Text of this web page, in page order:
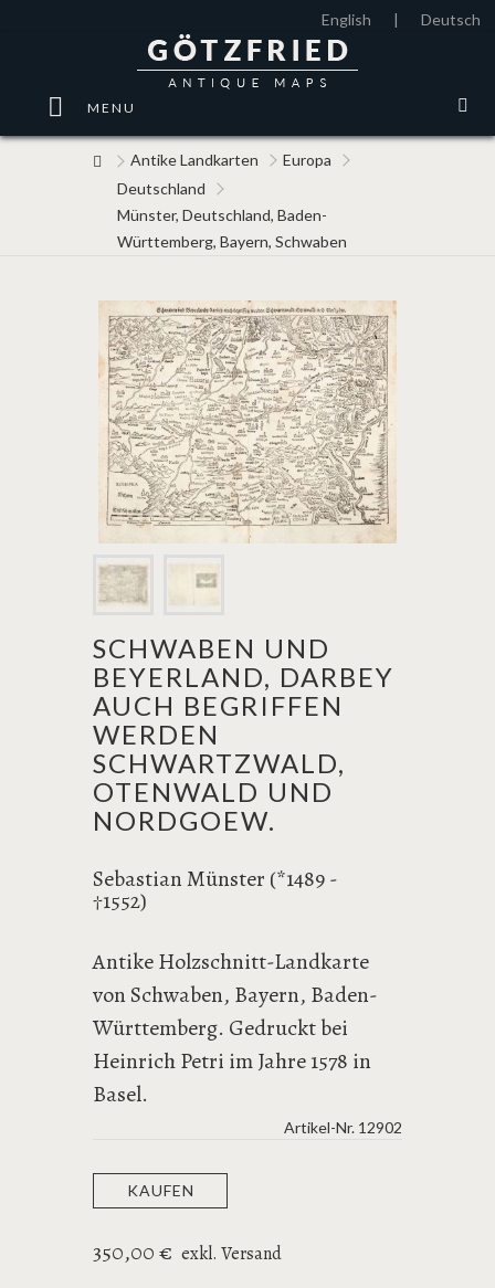
English | Deutsch
MENU
Antike Landkarten
Europa
Deutschland
Münster, Deutschland, Baden-
Württemberg, Bayern, Schwaben
SCHWABEN UND
BEYERLAND, DARBEY
AUCH BEGRIFFEN
WERDEN
SCHWARTZWALD,
OTENWALD UND
NORDGOEW.
Sebastian Münster (*1489 -
†1552)
Antike Holzschnitt-Landkarte
von Schwaben, Bayern, Baden-
Württemberg. Gedruckt bei
Heinrich Petri im Jahre 1578 in
Basel.
Artikel-Nr. 12902
KAUFEN
350,00 € exkl. Versand